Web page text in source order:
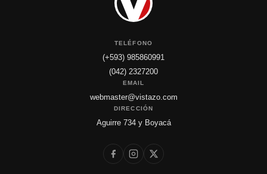
TELÉFONO
(+593) 985860991
(042) 2327200
EMAIL
webmaster@vistazo.com
DIRECCIÓN
Aguirre 734 y Boyacá